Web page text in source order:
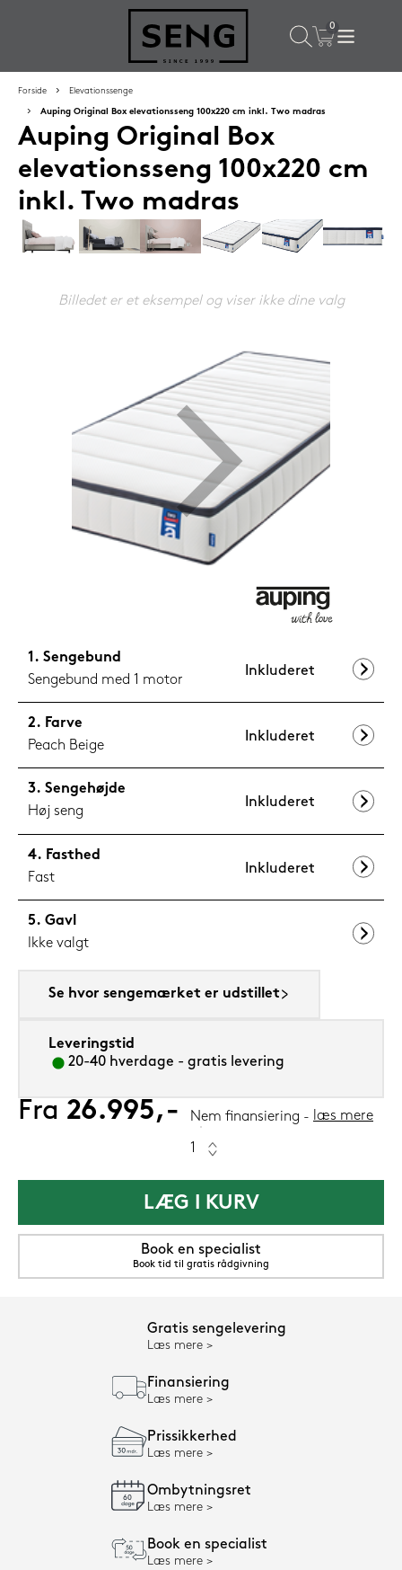
1.099,-
Forside Elevationssenge
Auping Original Box elevationsseng 100x220 cm inkl. Two madras
Auping Original Box
elevationsseng 100x220 cm
inkl. Two madras
Billedet er et eksempel og viser ikke dine valg
Sengebund
Sengebund med 1 motor
Inkluderet
Farve
Peach Beige
Inkluderet
Sengehøjde
Høj seng
Inkluderet
Fasthed
Fast
Inkluderet
Gavl
Ikke valgt
Se hvor sengemærket er udstillet
Leveringstid
20-40 hverdage - gratis levering
Fra 26.995,- Nem finansiering læs mere
LÆG I KURV
Book en specialist
Book tid til gratis rådgivning
Gratis sengelevering
Læs mere
Finansiering
Læs mere
Prissikkerhed
Læs mere
Ombytningsret
Læs mere
Book en specialist
Læs mere